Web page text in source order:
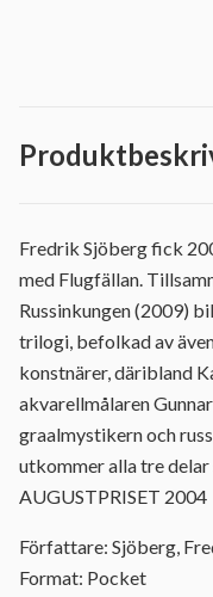
Fredrik Sjöberg fick
med Flugfällan.
Russinkungen (2009)
trilogi, befolkad av
konstnärer, däribland
akvarellmålaren
graalmystikern och
utkommer alla tre
AUGUSTPRISET 2004
Författare: Sjöberg,
Format: Pocket